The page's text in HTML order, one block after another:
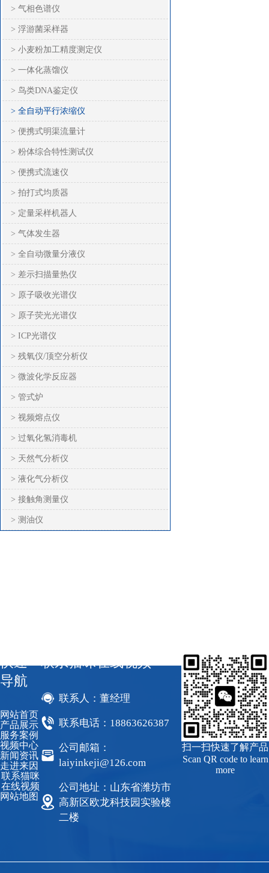
> 气相色谱仪
> 浮游菌采样器
> 小麦粉加工精度测定仪
> 一体化蒸馏仪
> 鸟类DNA鉴定仪
> 全自动平行浓缩仪
> 便携式明渠流量计
> 粉体综合特性测试仪
> 便携式流速仪
> 拍打式均质器
> 定量采样机器人
> 气体发生器
> 全自动微量分液仪
> 差示扫描量热仪
> 原子吸收光谱仪
> 原子荧光光谱仪
> ICP光谱仪
> 残氧仪/顶空分析仪
> 微波化学反应器
> 管式炉
> 视频熔点仪
> 过氧化氢消毒机
> 天然气分析仪
> 液化气分析仪
> 接触角测量仪
> 测油仪
快速
导航
网站首页
产品展示
服务案例
视频中心
新闻资讯
走进来因
联系猫咪
在线视频
网站地图
联系猫咪在线视频
联系人：董经理
联系电话：18863626387
公司邮箱：
laiyinkeji@126.com
公司地址：山东省潍坊市
高新区欧龙科技园实验楼
二楼
扫一扫快速了解产品
Scan QR code to learn
more